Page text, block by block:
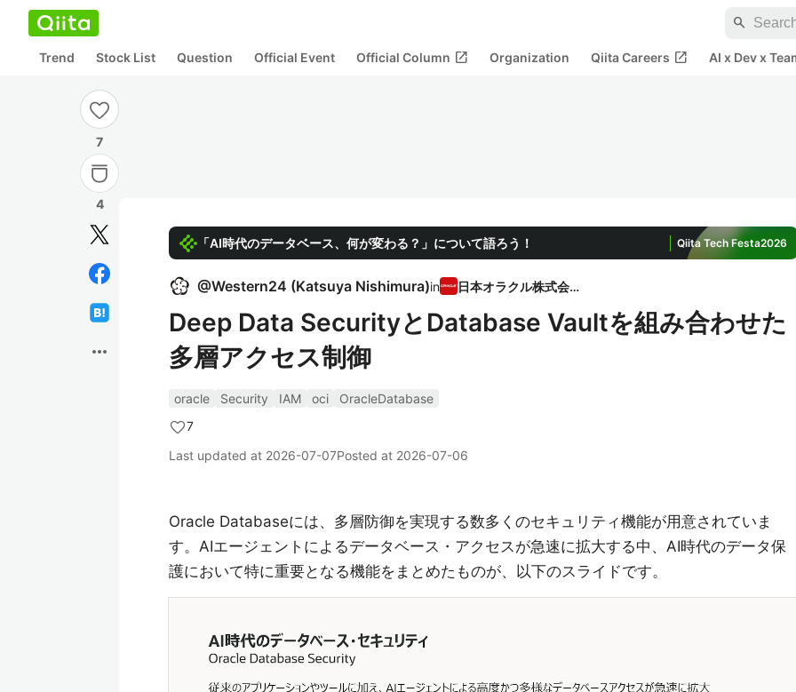
search
Trend Stock List Question Official Event Official Column open_in_new Organization Qiita Careers open_in_new AI x Dev x
7
4
more_horiz
「AI時代のデータベース、何が変わる？」について語ろう！ Qiita Tech Festa2026
@Western24 (Katsuya Nishimura)in 日本オラクル株式会社
Deep Data SecurityとDatabase Vaultを組み合わせた
多層アクセス制御
oracle Security IAM oci
OracleDatabase
7
Last updated at 2026-07-07Posted at 2026-07-06
Oracle Databaseには、多層防御を実現する数多くのセキュリティ機能が用意されていま
す。AIエージェントによるデータベース・アクセスが急速に拡大する中、AI時代のデータ保
護において特に重要となる機能をまとめたものが、以下のスライドです。